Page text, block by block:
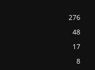
276
48
17
8